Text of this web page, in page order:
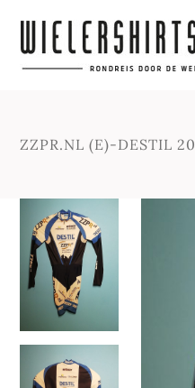
ZZPR.NL (E)-DESTIL